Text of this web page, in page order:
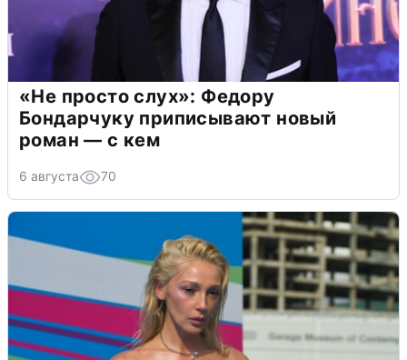
«Не просто слух»: Федору
Бондарчуку приписывают новый
роман — с кем
6 августа 70